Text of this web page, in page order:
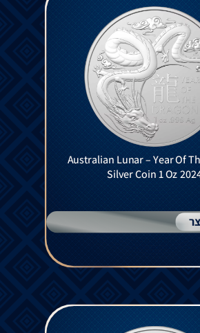
Australian Lunar – Year Of
Silver Coin 1 Oz